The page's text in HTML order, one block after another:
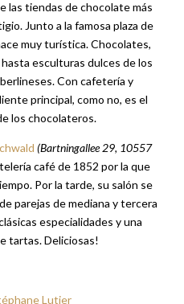
las tiendas de chocolate más
Junto a la famosa plaza de
muy turística. Chocolates,
esculturas dulces de los
Con cafetería y
principal, como no, es el
los chocolateros.
(Bartningallee 29, 10557
café de 1852 por la que
Por la tarde, su salón se
parejas de mediana y tercera
especialidades y una
tartas. Deliciosas!
Lutier